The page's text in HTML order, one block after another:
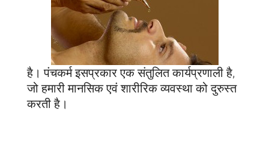
है। पंचकर्म इसप्रकार एक संतुलित कार्यप्रणाली है,
जो हमारी मानसिक एवं शारीरिक व्यवस्था को दुरुस्त
करती है।